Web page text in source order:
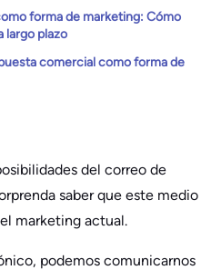
forma de marketing: Cómo
largo plazo
comercial como forma de
del correo de
saber que este medio
marketing actual.
podemos comunicarnos